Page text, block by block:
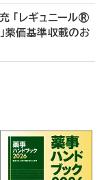
「レギュニール®
薬価基準収載のお